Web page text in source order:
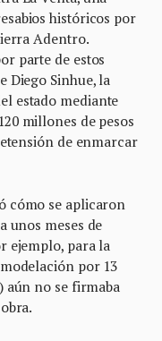
históricos por
Adentro.
parte de estos
Diego Sinhue, la
estado mediante
millones de pesos
de enmarcar
cómo se aplicaron
unos meses de
ejemplo, para la
por 13
aún no se firmaba